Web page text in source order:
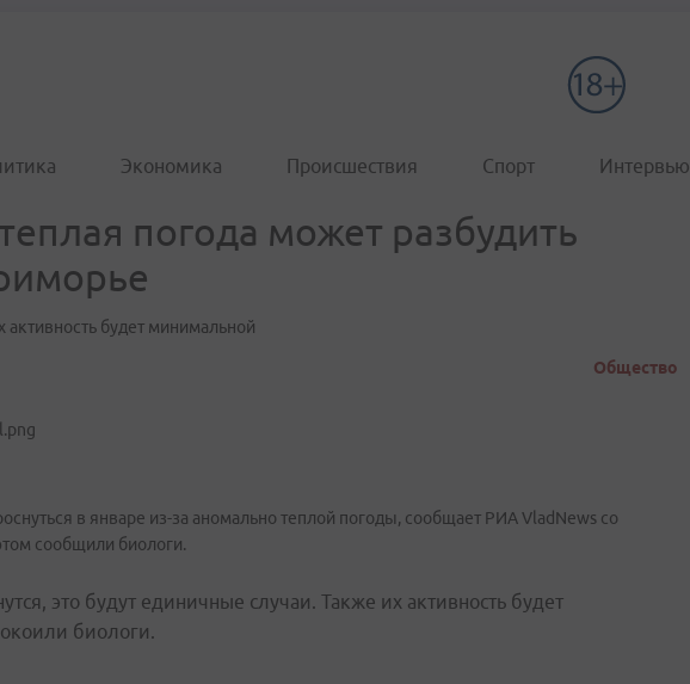
Экономика Происшествия Спорт Интервью
погода может разбудить
активность будет минимальной
Общество
в январе из-за аномально теплой погоды, сообщает РИА VladNews со
сообщили биологи.
это будут единичные случаи. Также их активность будет
биологи.